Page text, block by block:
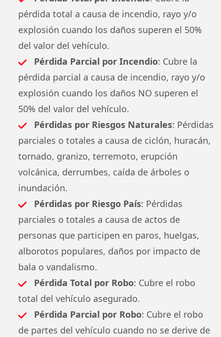
pérdida total a causa de incendio, rayo y/o
explosión cuando los daños superen el 50%
del valor del vehículo.
Pérdida Parcial por Incendio: Cubre la
pérdida parcial a causa de incendio, rayo y/o
explosión cuando los daños NO superen el
50% del valor del vehículo.
Pérdidas por Riesgos Naturales: Pérdidas
parciales o totales a causa de ciclón, huracán,
tornado, granizo, terremoto, erupción
volcánica, derrumbes, caída de árboles o
inundación.
Pérdidas por Riesgo País: Pérdidas
parciales o totales a causa de actos de
personas que participen en paros, huelgas,
alborotos populares, daños por impacto de
bala o vandalismo.
Pérdida Total por Robo: Cubre el robo
total del vehículo asegurado.
Pérdida Parcial por Robo: Cubre el robo
de partes del vehículo cuando no se derive de